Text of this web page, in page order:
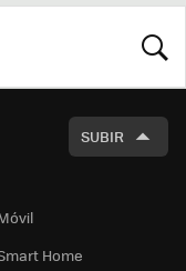
SUBIR
Home